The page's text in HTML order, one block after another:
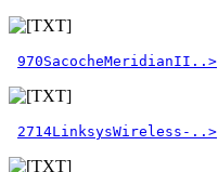
970SacocheMeridianII..>
2714LinksysWireless-..>